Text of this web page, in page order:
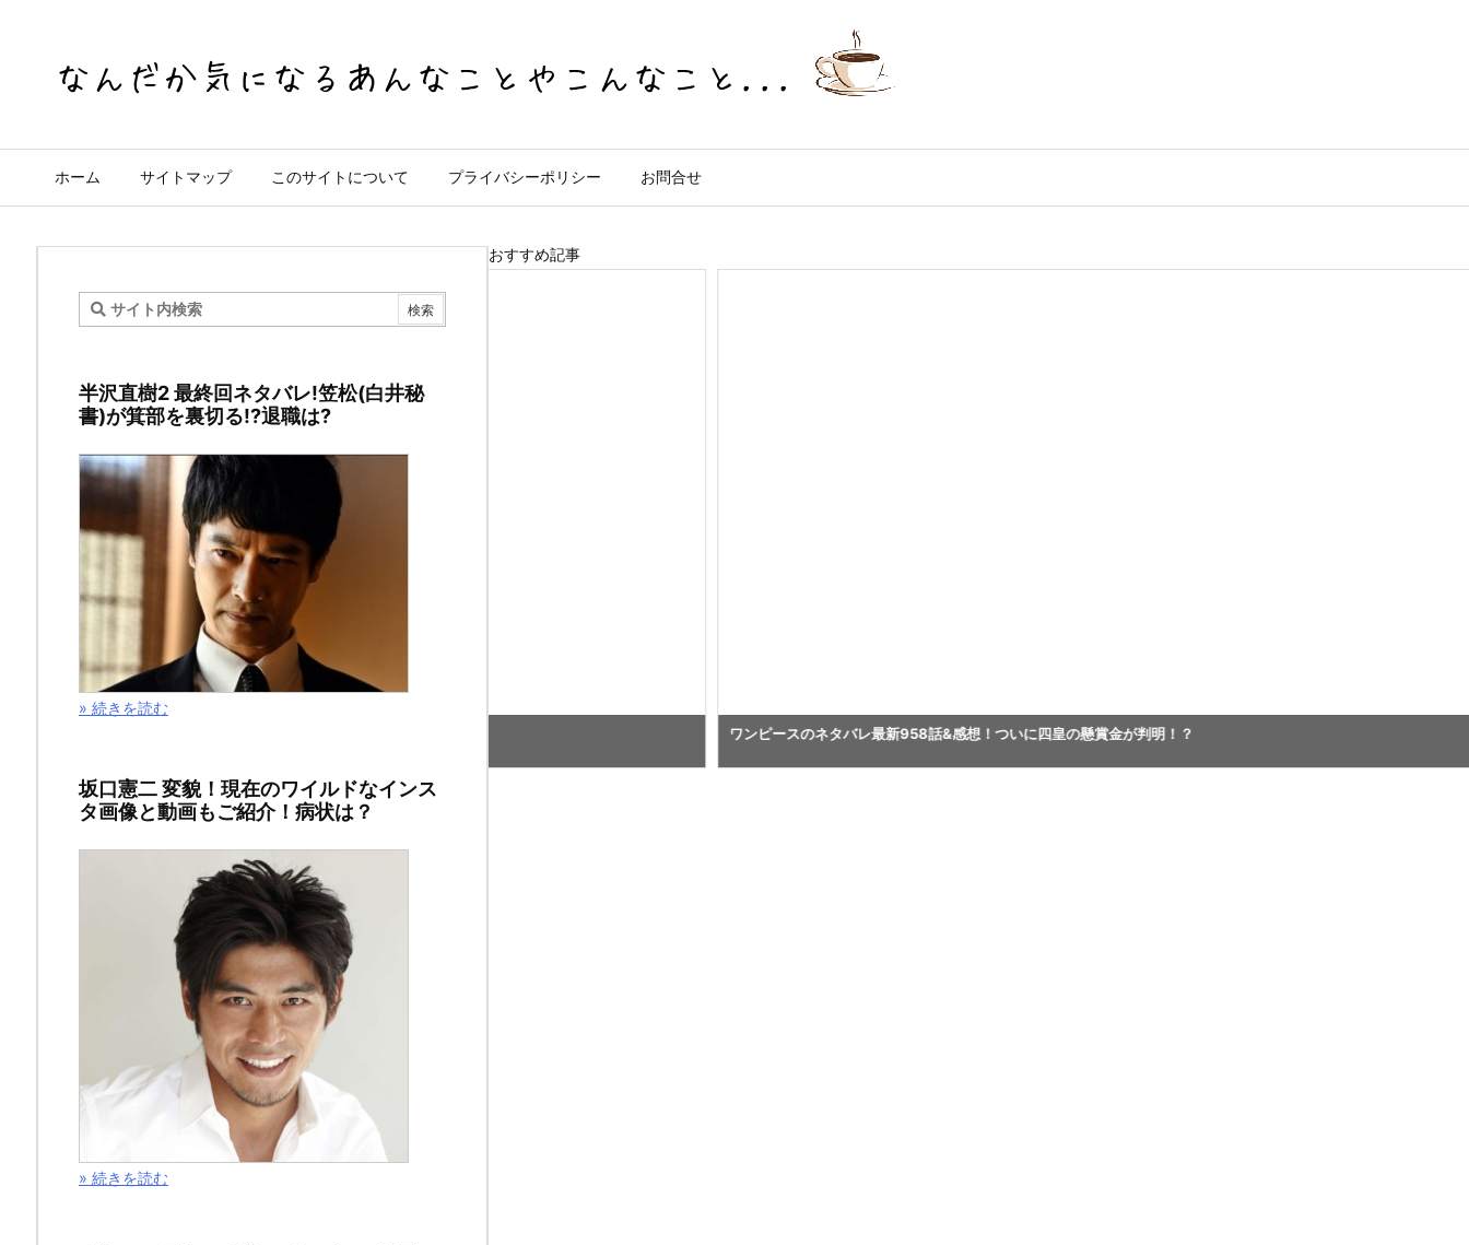
ホーム サイトマップ このサイトについて プライバシーポリシー お問合せ
ワ
ピ
ー
ス
の
ネ
タ
バ
最
新
ハ
ら
半沢直樹2 最終回ネタバレ!笠松(白井秘
書)が箕部を裏切る!?退職は?
» 続きを読む
坂口憲二 変貌！現在のワイルドなインス
タ画像と動画もご紹介！病状は？
» 続きを読む
おすすめ記事
ワンピースのネタバレ最新958話&感想！ついに四皇の懸賞金が判明！？